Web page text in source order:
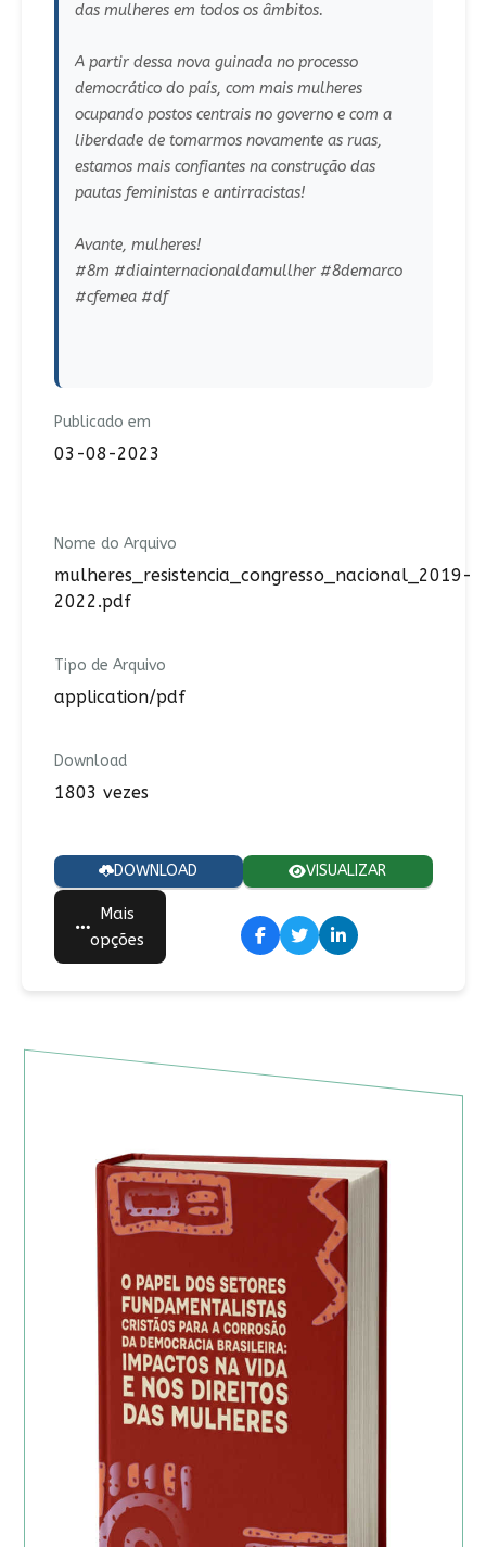
das mulheres em todos os âmbitos.
A partir dessa nova guinada no processo
democrático do país, com mais mulheres
ocupando postos centrais no governo e com a
liberdade de tomarmos novamente as ruas,
estamos mais confiantes na construção das
pautas feministas e antirracistas!
Avante, mulheres!
#8m #diainternacionaldamullher #8demarco
#cfemea #df
Publicado em
03-08-2023
Nome do Arquivo
mulheres_resistencia_congresso_nacional_2019-
2022.pdf
Tipo de Arquivo
application/pdf
Download
1803 vezes
DOWNLOAD VISUALIZAR
Mais
opções